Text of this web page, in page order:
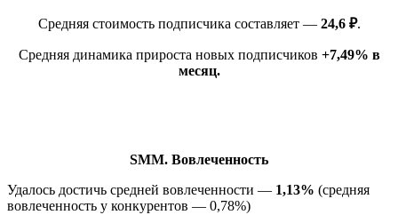
Средняя стоимость подписчика составляет — 24,6 ₽.
Средняя динамика прироста новых подписчиков +7,49% в
месяц.
SMM. Вовлеченность
Удалось достичь средней вовлеченности — 1,13% (средняя
вовлеченность у конкурентов — 0,78%)